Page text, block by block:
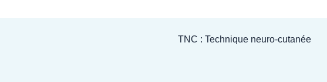
TNC : Technique neuro-cutanée